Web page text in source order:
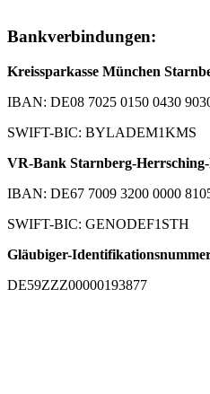
Bankverbindungen:
Kreissparkasse München
IBAN: DE08 7025 0150 0430
SWIFT-BIC: BYLADEM1KMS
VR-Bank Starnberg-
IBAN: DE67 7009 3200 0000
SWIFT-BIC: GENODEF1STH
Gläubiger-
DE59ZZZ00000193877